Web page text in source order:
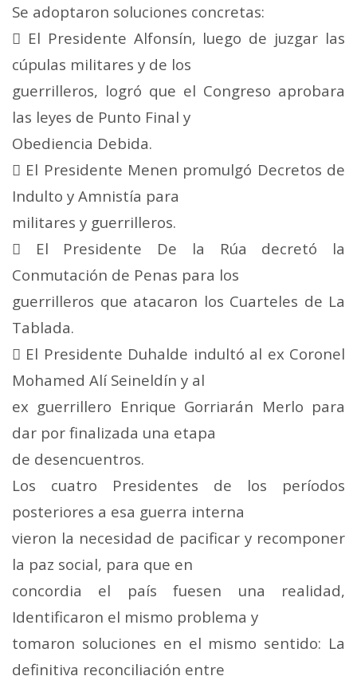
Se adoptaron soluciones concretas:
 El Presidente Alfonsín, luego de juzgar las
cúpulas militares y de los
guerrilleros, logró que el Congreso aprobara
las leyes de Punto Final y
Obediencia Debida.
 El Presidente Menen promulgó Decretos de
Indulto y Amnistía para
militares y guerrilleros.
 El Presidente De la Rúa decretó la
Conmutación de Penas para los
guerrilleros que atacaron los Cuarteles de La
Tablada.
 El Presidente Duhalde indultó al ex Coronel
Mohamed Alí Seineldín y al
ex guerrillero Enrique Gorriarán Merlo para
dar por finalizada una etapa
de desencuentros.
Los cuatro Presidentes de los períodos
posteriores a esa guerra interna
vieron la necesidad de pacificar y recomponer
la paz social, para que en
concordia el país fuesen una realidad,
Identificaron el mismo problema y
tomaron soluciones en el mismo sentido: La
definitiva reconciliación entre